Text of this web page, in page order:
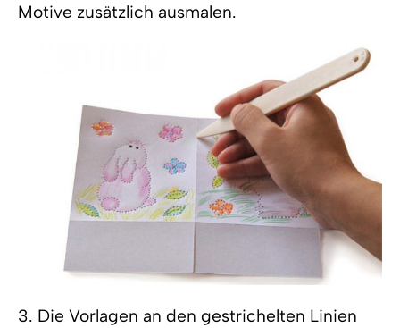
Motive zusätzlich ausmalen.
3. Die Vorlagen an den gestrichelten Linien